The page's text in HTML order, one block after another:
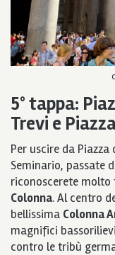
5° tappa:
Trevi e
Per uscire da Piazza
Seminario, passate
riconoscerete
Colonna. Al centro
bellissima Colonna
magnifici
contro le tribù